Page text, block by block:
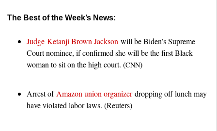
The Best of the Week’s News:
Judge Ketanji Brown Jackson will be Biden’s Supreme
Court nominee, if confirmed she will be the first Black
woman to sit on the high court. (CNN)
Arrest of Amazon union organizerdropping off lunch may
have violated labor laws. (Reuters)